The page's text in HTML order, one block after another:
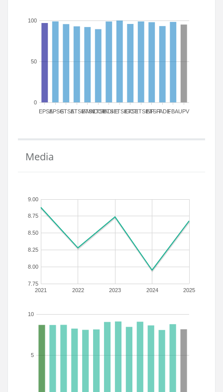
EPSAEPSGETSAETSIAMN
ETSICCP
ETSIADI
ETSIEETSIGCT
ETSIIETSINFETSITFADEFBAUPV
0
50
100
Media
2021 2022 2023 2024 2025
7.75
8.00
8.25
8.50
8.75
9.00
5
10